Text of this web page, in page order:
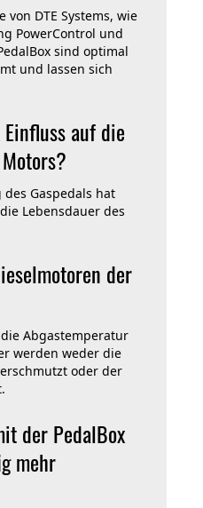
von DTE Systems, wie
PowerControl und
sind optimal
und lassen sich
auf die
Gaspedals hat
Lebensdauer des
der
Abgastemperatur
werden weder die
oder der
der PedalBox
mehr